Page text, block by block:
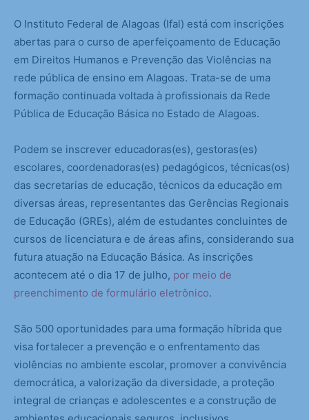
O Instituto Federal de Alagoas (Ifal) está com inscrições
abertas para o curso de aperfeiçoamento de Educação
em Direitos Humanos e Prevenção das Violências na
rede pública de ensino em Alagoas. Trata-se de uma
formação continuada voltada à profissionais da Rede
Pública de Educação Básica no Estado de Alagoas.
Podem se inscrever educadoras(es), gestoras(es)
escolares, coordenadoras(es) pedagógicos, técnicas(os)
das secretarias de educação, técnicos da educação em
diversas áreas, representantes das Gerências Regionais
de Educação (GREs), além de estudantes concluintes de
cursos de licenciatura e de áreas afins, considerando sua
futura atuação na Educação Básica. As inscrições
acontecem até o dia 17 de julho, por meio de
preenchimento de formulário eletrônico.
São 500 oportunidades para uma formação híbrida que
visa fortalecer a prevenção e o enfrentamento das
violências no ambiente escolar, promover a convivência
democrática, a valorização da diversidade, a proteção
integral de crianças e adolescentes e a construção de